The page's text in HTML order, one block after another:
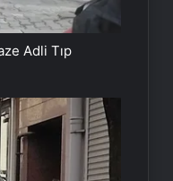
Adli Tıp